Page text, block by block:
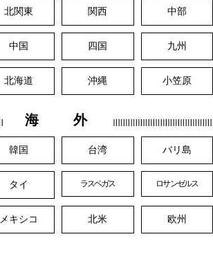
北関東 関西 中部
中国 四国 九州
北海道 沖縄 小笠原
海 外
韓国 台湾 バリ島
タイ ラスベガス ロサンゼルス
メキシコ 北米 欧州